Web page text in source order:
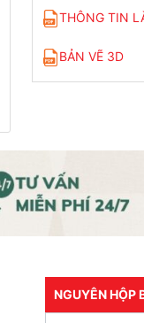
THÔNG TIN
BẢN VẼ 3D
NGUYÊN HỘP